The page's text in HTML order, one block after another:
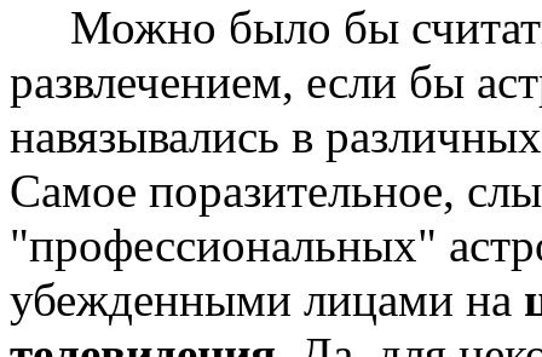
Можно было бы
развлечением, если бы
навязывались в
Самое поразительное,
"профессиональных"
убежденными лицами на